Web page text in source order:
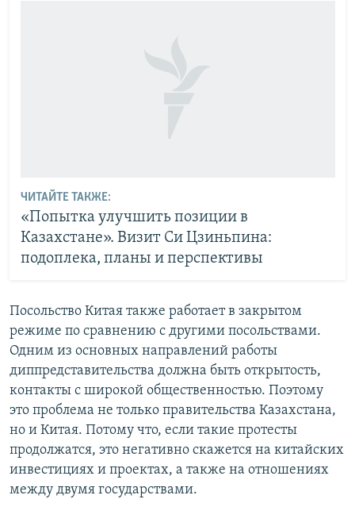
ЧИТАЙТЕ ТАКЖЕ:
«Попытка улучшить позиции в
Казахстане». Визит Си Цзиньпина:
подоплека, планы и перспективы
Посольство Китая также работает в закрытом
режиме по сравнению с другими посольствами.
Одним из основных направлений работы
диппредставительства должна быть открытость,
контакты с широкой общественностью. Поэтому
это проблема не только правительства Казахстана,
но и Китая. Потому что, если такие протесты
продолжатся, это негативно скажется на китайских
инвестициях и проектах, а также на отношениях
между двумя государствами.